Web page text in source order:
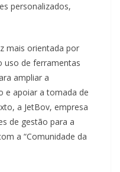
personalizados,
mais orientada por
uso de ferramentas
ampliar a
e apoiar a tomada de
a JetBov, empresa
de gestão para a
a “Comunidade da